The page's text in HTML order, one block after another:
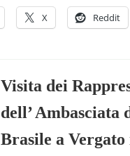
X Reddit
Visita dei
dell’ Ambasciata
Brasile a Vergato